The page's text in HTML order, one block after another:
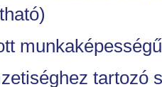
tartozó